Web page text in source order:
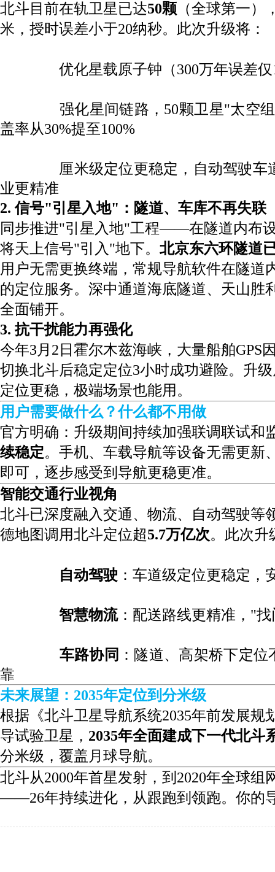
北斗目前在轨卫星已达50颗 （全球第一）
米，授时误差小于20纳秒。 此次升级将：
优化星载原子钟 （300万年误差
强化星间链路，50颗卫星"太空
盖率从30%提至100%
厘米级定位更稳定，自动驾驶车
业更精准
2. 信号"引星入地"：隧道、车库不再失联
同步推进"引星入地"工程——在隧道内布
将天上信号"引入"地下。 北京东六环隧道
用户无需更换终端，常规导航软件在隧道
的定位服务。 深中通道海底隧道、天山胜
全面铺开。
3. 抗干扰能力再强化
今年3月2日霍尔木兹海峡，大量船舶GPS
切换北斗后稳定定位3小时成功避险。升
定位更稳，极端场景也能用。
用户需要做什么？什么都不用做
官方明确：升级期间持续加强联调联试和
续稳定。手机、车载导航等设备无需更新
即可，逐步感受到导航更稳更准。
智能交通行业视角
北斗已深度融入交通、物流、自动驾驶等
德地图调用北斗定位超5.7万亿次。此次升
自动驾驶 ：车道级定位更稳定，
智慧物流：配送路线更精准，"
车路协同 ：隧道、高架桥下定位
靠
未来展望：2035年定位到分米级
根据《北斗卫星导航系统2035年前发展规
导试验卫星， 2035年全面建成下一代北斗
分米级，覆盖 月球导航。
北斗从2000年首星发射，到2020年全球组
——26年持续进化，从跟跑到领跑。你的